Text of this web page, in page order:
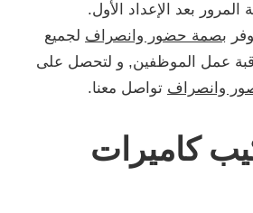
المرور بعد الإعداد الأول.
بصمة حضور وانصراف لجميع
عمل الموظفين, و لتحصل على
وانصراف تواصل معنا.
كاميرات